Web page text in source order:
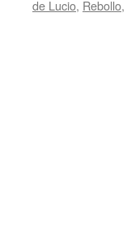
de Lucio, Rebollo,